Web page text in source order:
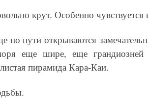
крут. Особенно чувствуется
по пути открываются
шире, еще грандиозней
пирамида Кара-Каи.